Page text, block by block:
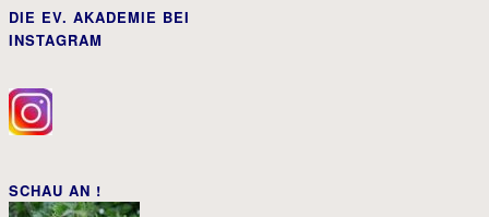
DIE EV. AKADEMIE BEI
INSTAGRAM
SCHAU AN !